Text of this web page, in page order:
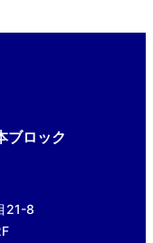
ブロック
21-8